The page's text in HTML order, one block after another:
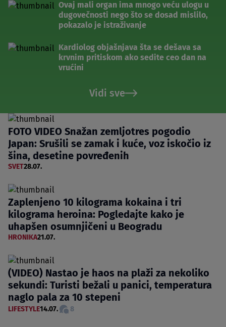
Ovaj mali organ ima mnogo veću ulogu u
dugovečnosti nego što se dosad mislilo,
pokazalo je istraživanje
Kardiolog objašnjava šta se dešava sa
krvnim pritiskom ako sedite ceo dan na
vrućini
Vidi sve
FOTO VIDEO Snažan zemljotres pogodio
Japan: Srušili se zamak i kuće, voz iskočio iz
šina, desetine povređenih
SVET28.07.
Zaplenjeno 10 kilograma kokaina i tri
kilograma heroina: Pogledajte kako je
uhapšen osumnjičeni u Beogradu
HRONIKA21.07.
(VIDEO) Nastao je haos na plaži za nekoliko
sekundi: Turisti bežali u panici, temperatura
naglo pala za 10 stepeni
LIFESTYLE14.07. 8